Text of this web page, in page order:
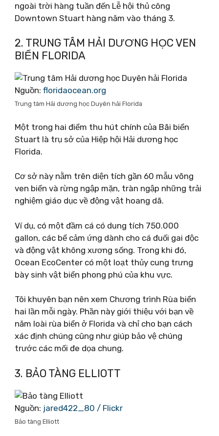
ngoài trời hàng tuần đến Lễ hội thủ công
Downtown Stuart hàng năm vào tháng 3.
2. TRUNG TÂM HẢI DƯƠNG HỌC VEN
BIỂN FLORIDA
Nguồn: floridaocean.org
Trung tâm Hải dương học Duyên hải Florida
Một trong hai điểm thu hút chính của Bãi biển
Stuart là trụ sở của Hiệp hội Hải dương học
Florida.
Cơ sở này nằm trên diện tích gần 60 mẫu võng
ven biển và rừng ngập mặn, tràn ngập những trải
nghiệm giáo dục về động vật hoang dã.
Ví dụ, có một đầm cá có dung tích 750.000
gallon, các bể cảm ứng dành cho cá đuối gai độc
và động vật không xương sống. Trong khi đó,
Ocean EcoCenter có một loạt thủy cung trưng
bày sinh vật biển phong phú của khu vực.
Tôi khuyên bạn nên xem Chương trình Rùa biển
hai lần mỗi ngày. Phần này giới thiệu với bạn về
năm loài rùa biển ở Florida và chỉ cho bạn cách
xác định chúng cũng như giúp bảo vệ chúng
trước các mối đe dọa chung.
3. BẢO TÀNG ELLIOTT
Nguồn: jared422_80 / Flickr
Bảo tàng Elliott